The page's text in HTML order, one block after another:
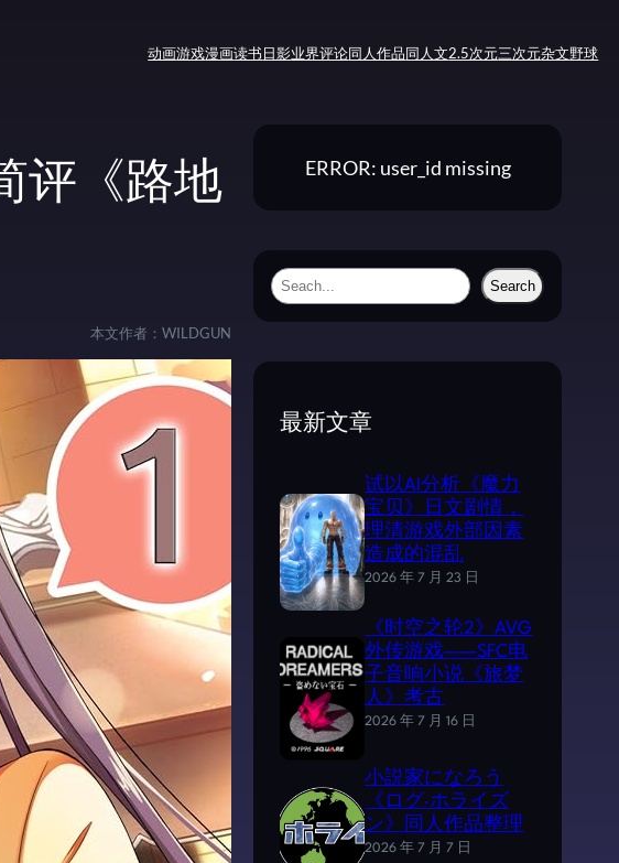
动画游戏漫画读书日影业界评论同人作品同人文2.5次元三次元杂文野球
评《路地
本文作者： WILDGUN
ERROR: user_id missing
S
e
Search
最新文章
试以AI分析《魔力
宝贝》日文剧情，
理清游戏外部因素
造成的混乱
2026 年 7 月 23 日
《时空之轮2》AVG
外传游戏——SFC电
子音响小说《旅梦
人》考古
2026 年 7 月 16 日
小説家になろう
《ログ·ホライズ
ン》同人作品整理
2026 年 7 月 7 日